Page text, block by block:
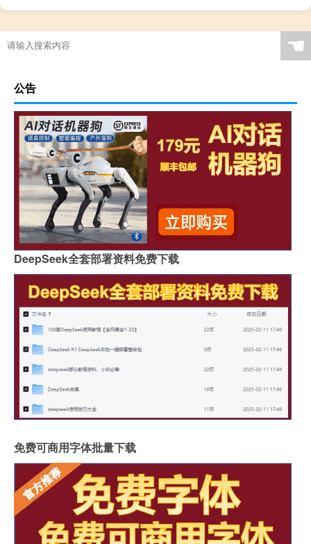
☚
公告
DeepSeek全套部署资料免费下载
免费可商用字体批量下载